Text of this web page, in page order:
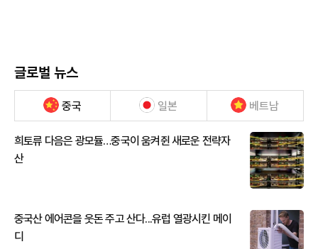
글로벌 뉴스
중국 일본 베트남
희토류 다음은 광모듈…중국이 움켜쥔 새로운 전략자
산
중국산 에어콘을 웃돈 주고 산다...유럽 열광시킨 메이
디